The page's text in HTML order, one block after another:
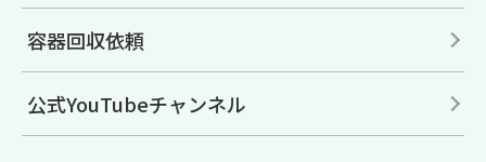
容器回収依頼
公式YouTubeチャンネル